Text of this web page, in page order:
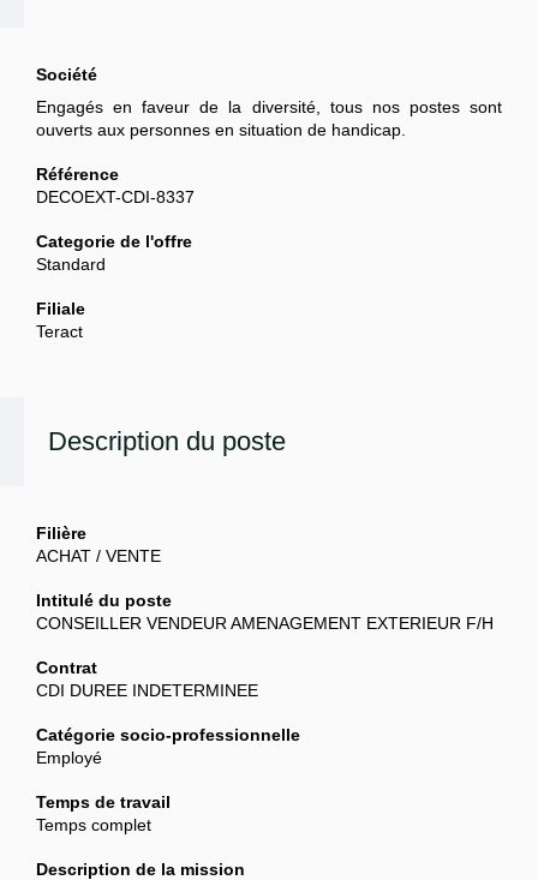
Description du poste
Filière
ACHAT / VENTE
Intitulé du poste
CONSEILLER VENDEUR AMENAGEMENT EXTERIEUR F/H
Contrat
CDI DUREE INDETERMINEE
Catégorie socio-professionnelle
Employé
Temps de travail
Temps complet
Description de la mission
Société
Engagés en faveur de la diversité, tous nos postes sont
ouverts aux personnes en situation de handicap.
Référence
DECOEXT-CDI-8337
Categorie de l'offre
Standard
Filiale
Teract